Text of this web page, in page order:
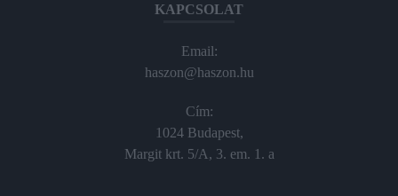
KAPCSOLAT
Email:
haszon@haszon.hu
Cím:
1024 Budapest,
Margit krt. 5/A, 3. em. 1. a